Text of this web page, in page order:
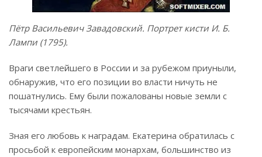
Пётр Васильевич Завадовский. Портрет кисти И. Б.
Лампи (1795).
Враги светлейшего в России и за рубежом приуныли,
обнаружив, что его позиции во власти ничуть не
пошатнулись. Ему были пожалованы новые земли с
тысячами крестьян.
Зная его любовь к наградам. Екатерина обратилась с
просьбой к европейским монархам, большинство из